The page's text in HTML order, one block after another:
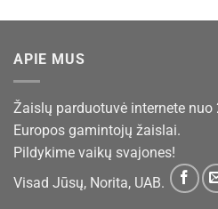
APIE MUS
Žaislų parduotuvė internete nuo
Europos gamintojų žaislai.
Pildykime vaikų svajones!
Visad Jūsų, Norita, UAB.